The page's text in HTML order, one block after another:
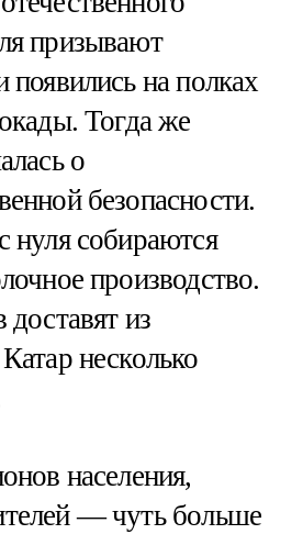
призывают
на полках
Тогда же
о
безопасности.
нуля собираются
производство.
доставят из
несколько
населения,
— чуть больше